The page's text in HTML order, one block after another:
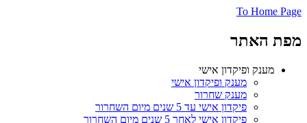
To Home Page
מפת האתר
מענק ופיקדון אישי
מענק ופיקדון אישי
מענק שחרור
פיקדון אישי עד 5 שנים מיום השחרור
פיקדון אישי לאחר 5 שנים מיום השחרור